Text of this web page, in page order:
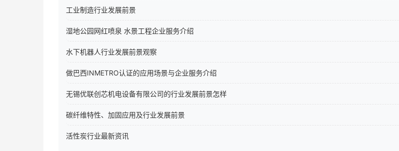
工业制造行业发展前景
湿地公园网红喷泉 水景工程企业服务介绍
水下机器人行业发展前景观察
做巴西INMETRO认证的应用场景与企业服务介绍
无锡优联创芯机电设备有限公司的行业发展前景怎样
碳纤维特性、加固应用及行业发展前景
活性炭行业最新资讯